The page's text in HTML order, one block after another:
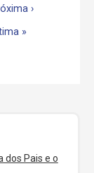
›
»
dos Pais e o